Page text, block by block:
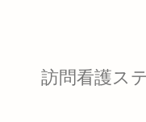
訪問看護ス